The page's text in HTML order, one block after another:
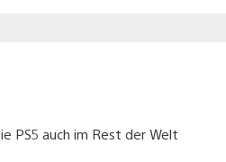
PS5 auch im Rest der Welt